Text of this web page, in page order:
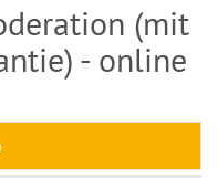
(mit
- online